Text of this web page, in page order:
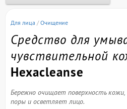
Для лица /Очищение
Средство для
чувствительной
Hexacleanse
Бережно очищает поверхность
поры и осветляет лицо.